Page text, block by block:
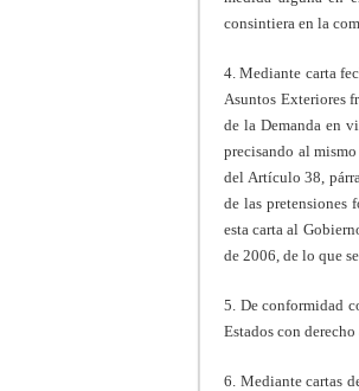
consintiera en la
4. Mediante carta
Asuntos Exteriores
de la Demanda en
precisando al
del Artículo 38,
de las pretensiones
esta carta al
de 2006, de lo que
5. De conformidad
Estados con
6. Mediante cartas